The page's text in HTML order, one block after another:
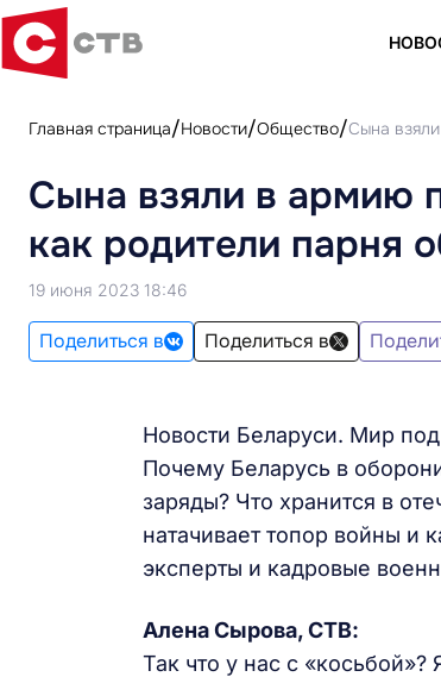
Главная страница Новости Общество Сына
Сына взяли в армию
как родители парня
19 июня 2023 18:46
Поделиться в Поделиться в
Новости Беларуси. Мир
Почему Беларусь в
заряды? Что хранится в
натачивает топор войны и
эксперты и кадровые
Алена Сырова, СТВ:
Так что у нас с